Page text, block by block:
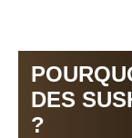
DES
?